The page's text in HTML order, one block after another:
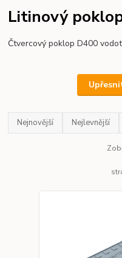
Litinový
Čtvercový poklop D400
Nejnovější Nejlevnější